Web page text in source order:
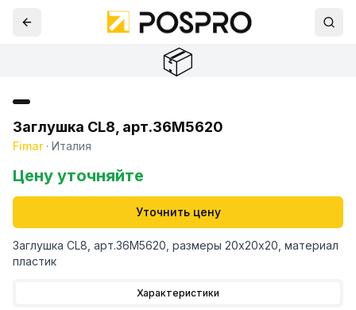
📦
Заглушка CL8, арт.36M5620
Fimar· Италия
Цену уточняйте
Уточнить цену
Заглушка CL8, арт.36M5620, размеры 20х20х20, материал
пластик
Характеристики